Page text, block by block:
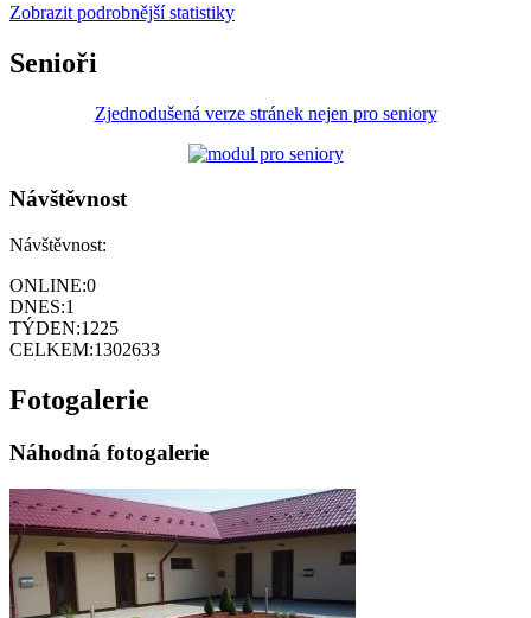
Zobrazit podrobnější statistiky
Senioři
Zjednodušená verze stránek nejen pro seniory
Návštěvnost
Návštěvnost:
ONLINE:0
DNES:1
TÝDEN:1225
CELKEM:1302633
Fotogalerie
Náhodná fotogalerie